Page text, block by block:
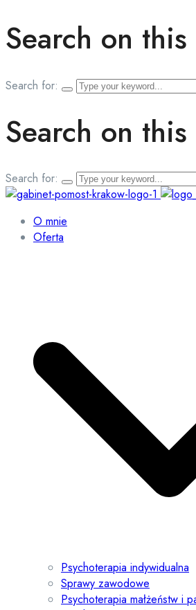
Search on
Search for:
Search on
Search for:
O mnie
Oferta
Psychoterapia indywidualna
Sprawy zawodowe
Psychoterapia małżeństw i